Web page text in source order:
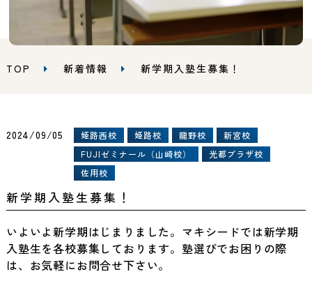
TOP 新着情報 新学期入塾生募集！
2024/09/05 姫路西校 姫路校 龍野校
新宮校
FUJIゼミナール（山崎校）
光都プラザ校
佐用校
新学期入塾生募集！
いよいよ新学期はじまりました。マキシードでは新学期
入塾生を各校募集しております。塾選びでお困りの際
は、お気軽にお問合せ下さい。